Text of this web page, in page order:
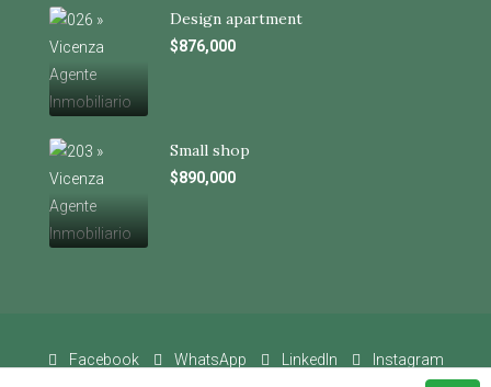
Design apartment
$876,000
Small shop
$890,000
Facebook WhatsApp LinkedIn Instagram